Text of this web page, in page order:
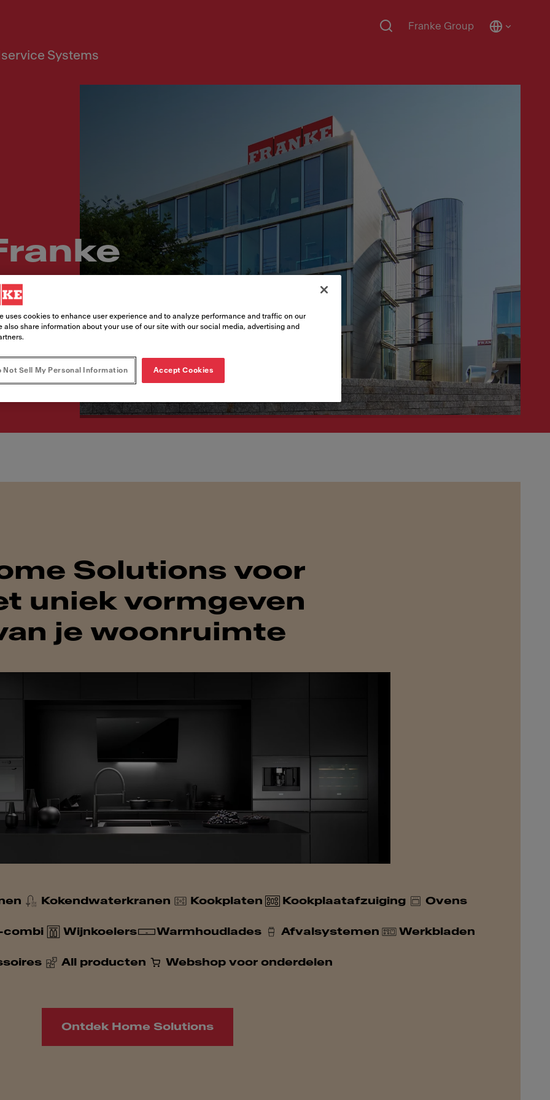
Systems
Franke Group
Solutions voor
uniek vormgeven
je woonruimte
Kokendwaterkranen Kookplaten Kookplaatafzuiging Ovens
combi Wijnkoelers Warmhoudlades Afvalsystemen Werkbladen
All producten Webshop voor onderdelen
Ontdek Home Solutions
uses cookies to enhance user experience and to analyze performance and traffic on our
also share information about your use of our site with our social media, advertising and
Not Sell My Personal Information Accept Cookies